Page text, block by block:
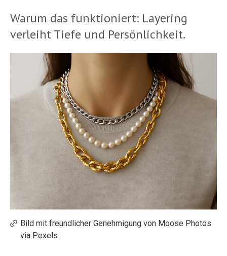
Warum das funktioniert: Layering
verleiht Tiefe und Persönlichkeit.
Bild mit freundlicher Genehmigung von Moose Photos
via Pexels